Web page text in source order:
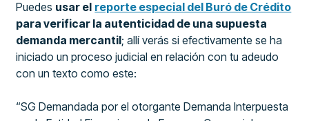
Puedes usar el reporte especial del Buró de Crédito
para verificar la autenticidad de una supuesta
demanda mercantil; allí verás si efectivamente se ha
iniciado un proceso judicial en relación con tu adeudo
con un texto como este:
“SG Demandada por el otorgante Demanda Interpuesta